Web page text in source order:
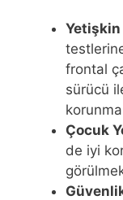
Yetişkin
frontal
sürücü
Çocuk
de iyi